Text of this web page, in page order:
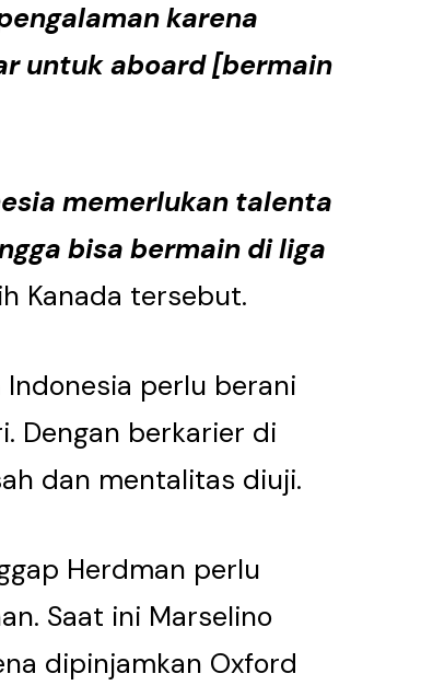
karena
untuk aboard [bermain
memerlukan talenta
bisa bermain di liga
Kanada tersebut.
perlu berani
Dengan berkarier di
dan mentalitas diuji.
Herdman perlu
Saat ini Marselino
dipinjamkan Oxford